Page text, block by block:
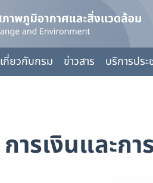
เกี่ยวกับกรม ข่าวสาร บริการประ
การเงินและก